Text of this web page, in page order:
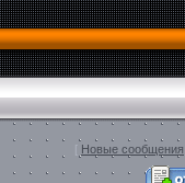
[ Новые сообщения